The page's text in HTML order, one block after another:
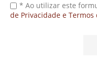
* Ao utilizar este
de Privacidade e Termos